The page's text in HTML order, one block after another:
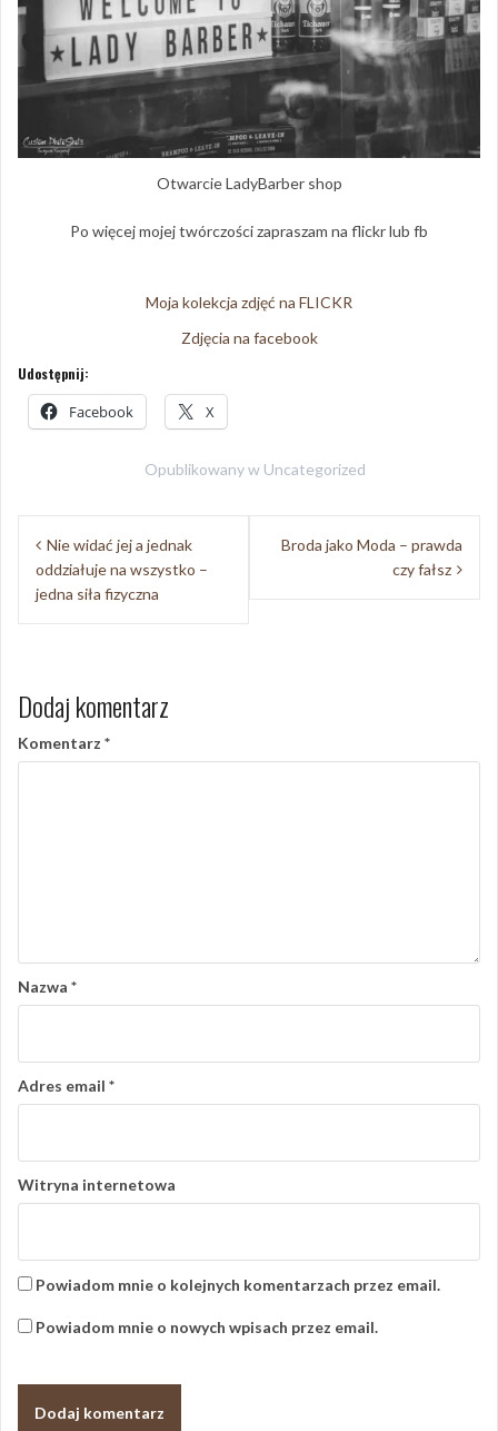
Otwarcie LadyBarber shop
Po więcej mojej twórczości zapraszam na flickr lub fb
Moja kolekcja zdjęć na FLICKR
Zdjęcia na facebook
Udostępnij:
Facebook X
Opublikowany w Uncategorized
Nawigacja
wpisu
Nie widać jej a jednak
oddziałuje na wszystko –
jedna siła fizyczna
Broda jako Moda – prawda
czy fałsz
Dodaj komentarz
Komentarz *
Nazwa *
Adres email *
Witryna internetowa
Powiadom mnie o kolejnych komentarzach przez email.
Powiadom mnie o nowych wpisach przez email.